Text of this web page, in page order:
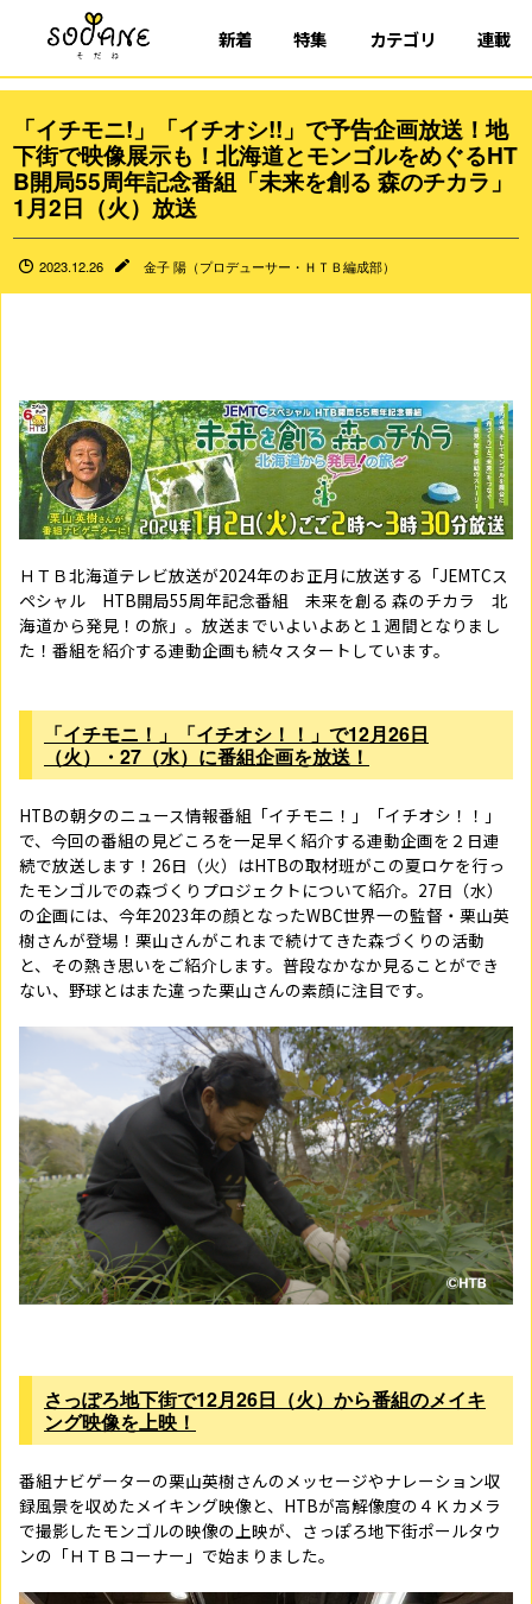
新着 特集 カテゴリ 連載
「イチモニ!」「イチオシ!!」で予告企画放送！地
下街で映像展示も！北海道とモンゴルをめぐるHT
B開局55周年記念番組「未来を創る 森のチカラ」
1月2日（火）放送
2023.12.26 金子 陽（プロデューサー・ＨＴＢ編成部）
ＨＴＢ北海道テレビ放送が2024年のお正月に放送する「JEMTCス
ペシャル HTB開局55周年記念番組 未来を創る 森のチカラ 北
海道から発見！の旅」。放送までいよいよあと１週間となりまし
た！番組を紹介する連動企画も続々スタートしています。
「イチモニ！」「イチオシ！！」で12月26日
（火）・ 27 （水）に番組企画を放送！
HTBの朝夕のニュース情報番組「イチモニ！」「イチオシ！！」
で、今回の番組の見どころを一足早く紹介する連動企画を２日連
続で放送します！ 26日（火）はHTBの取材班がこの夏ロケを行っ
たモンゴルでの森づくりプロジェクトについて紹介。 27日（水）
の企画には、今年2023年の顔となったWBC世界一の監督・栗山英
樹さんが登場！栗山さんがこれまで続けてきた森づくりの活動
と、その熱き思いをご紹介します。普段なかなか見ることができ
ない、野球とはまた違った栗山さんの素顔に注目です。
さっぽろ地下街で12月26日（火）から番組のメイキ
ング映像を上映！
番組ナビゲーターの栗山英樹さんのメッセージやナレーション収
録風景を収めたメイキング映像と、 HTBが高解像度の４Ｋカメラ
で撮影したモンゴルの映像の上映が、さっぽろ地下街ポールタウ
ンの「ＨＴＢコーナー」で始まりました。